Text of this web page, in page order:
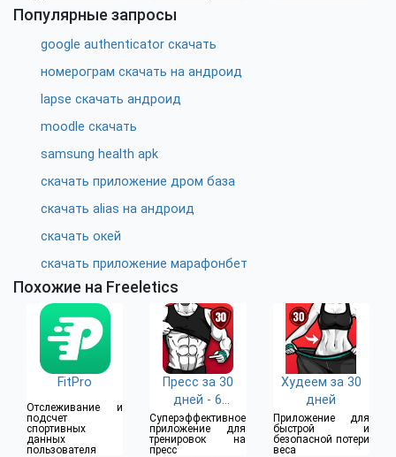
Популярные запросы
google authenticator скачать
номерограм скачать на андроид
lapse скачать андроид
moodle скачать
samsung health apk
скачать приложение дром база
скачать alias на андроид
скачать окей
скачать приложение марафонбет
Похожие на Freeletics
FitPro
Отслеживание и
подсчет
спортивных
данных
пользователя
Пресс за 30
дней - 6
Кубиков
Суперэффективное
приложение для
тренировок на
пресс
Худеем за 30
дней
Приложение для
быстрой и
безопасной потери
веса